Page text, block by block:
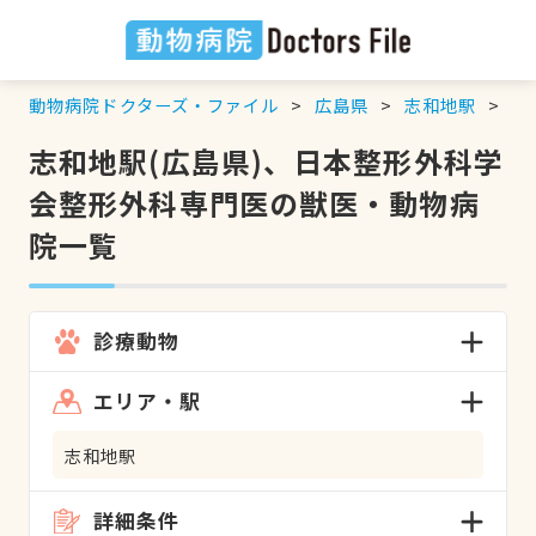
動物病院ドクターズ・ファイル 広島県 志和地駅
志和地駅(広島県)、日本整形外科学
会整形外科専門医の獣医・動物病
院一覧
診療動物
エリア・駅
志和地駅
詳細条件